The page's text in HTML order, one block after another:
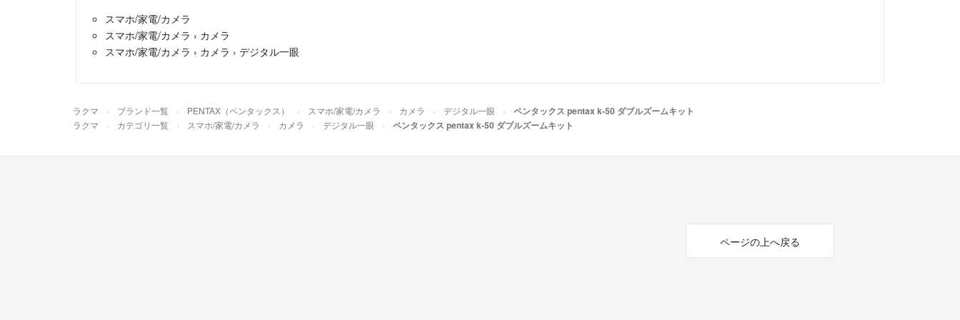
スマホ/家電/カメラ
スマホ/家電/カメラ › カメラ
スマホ/家電/カメラ › カメラ › デジタル一眼
ラクマ ブランド一覧 PENTAX（ペンタックス） スマホ/家電/カメラ カメラ デジタル一眼 ペンタックス pentax k-50 ダブルズームキット
ラクマ カテゴリ一覧 スマホ/家電/カメラ カメラ デジタル一眼 ペンタックス pentax k-50 ダブルズームキット
ページの上へ戻る